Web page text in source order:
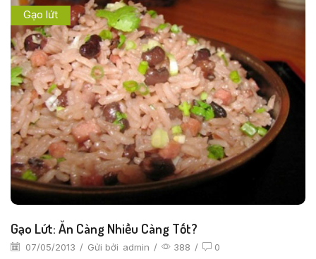
Gạo lứt
Gạo Lứt: Ăn Càng Nhiều Càng Tốt?
07/05/2013 / Gửi bởi admin / 388 / 0